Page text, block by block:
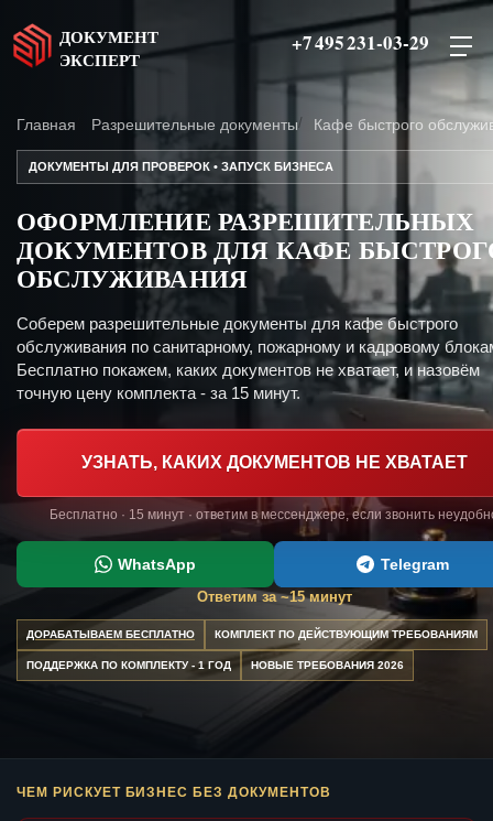
ДОКУМЕНТ
ЭКСПЕРТ
+7 495 231-03-29
Главная Разрешительные документы Кафе быстрого
ДОКУМЕНТЫ ДЛЯ ПРОВЕРОК • ЗАПУСК БИЗНЕСА
ОФОРМЛЕНИЕ РАЗРЕШИТЕЛЬНЫХ
ДОКУМЕНТОВ ДЛЯ КАФЕ
ОБСЛУЖИВАНИЯ
Соберем разрешительные документы для кафе быстрого
обслуживания по санитарному, пожарному и кадровому
Бесплатно покажем, каких документов не хватает, и назовём
точную цену комплекта - за 15 минут.
УЗНАТЬ, КАКИХ ДОКУМЕНТОВ НЕ ХВАТАЕТ
Бесплатно · 15 минут · ответим в мессенджере, если звонить
WhatsApp Telegram
Ответим за ~15 минут
ДОРАБАТЫВАЕМ БЕСПЛАТНО КОМПЛЕКТ ПО ДЕЙСТВУЮЩИМ ТРЕБОВАНИЯМ
ПОДДЕРЖКА ПО КОМПЛЕКТУ - 1 ГОД НОВЫЕ ТРЕБОВАНИЯ 2026
ЧЕМ РИСКУЕТ БИЗНЕС БЕЗ ДОКУМЕНТОВ